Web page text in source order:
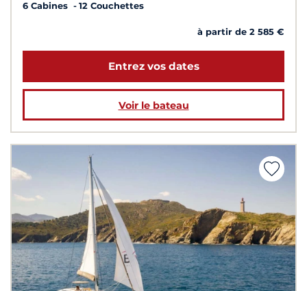
6 Cabines 12 Couchettes
à partir de 2 585 €
Entrez vos dates
Voir le bateau